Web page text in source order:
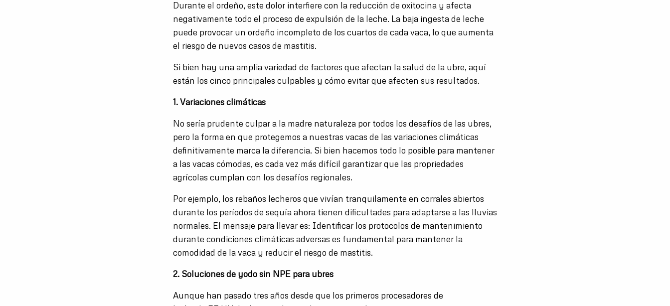
Durante el ordeño, este dolor interfiere con la reducción de oxitocina y afecta
negativamente todo el proceso de expulsión de la leche. La baja ingesta de leche
puede provocar un ordeño incompleto de los cuartos de cada vaca, lo que aumenta
el riesgo de nuevos casos de mastitis.
Si bien hay una amplia variedad de factores que afectan la salud de la ubre, aquí
están los cinco principales culpables y cómo evitar que afecten sus resultados.
1. Variaciones climáticas
No sería prudente culpar a la madre naturaleza por todos los desafíos de las ubres,
pero la forma en que protegemos a nuestras vacas de las variaciones climáticas
definitivamente marca la diferencia. Si bien hacemos todo lo posible para mantener
a las vacas cómodas, es cada vez más difícil garantizar que las propriedades
agrícolas cumplan con los desafíos regionales.
Por ejemplo, los rebaños lecheros que vivían tranquilamente en corrales abiertos
durante los períodos de sequía ahora tienen dificultades para adaptarse a las lluvias
normales. El mensaje para llevar es: Identificar los protocolos de mantenimiento
durante condiciones climáticas adversas es fundamental para mantener la
comodidad de la vaca y reducir el riesgo de mastitis.
2. Soluciones de yodo sin NPE para ubres
Aunque han pasado tres años desde que los primeros procesadores de